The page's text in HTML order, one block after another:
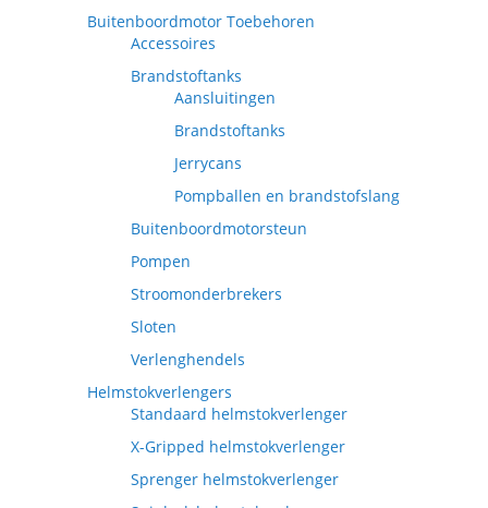
Buitenboordmotor Toebehoren
Accessoires
Brandstoftanks
Aansluitingen
Brandstoftanks
Jerrycans
Pompballen en brandstofslang
Buitenboordmotorsteun
Pompen
Stroomonderbrekers
Sloten
Verlenghendels
Helmstokverlengers
Standaard helmstokverlenger
X-Gripped helmstokverlenger
Sprenger helmstokverlenger